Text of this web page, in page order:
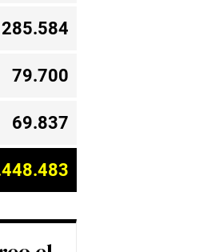
285.584
79.700
69.837